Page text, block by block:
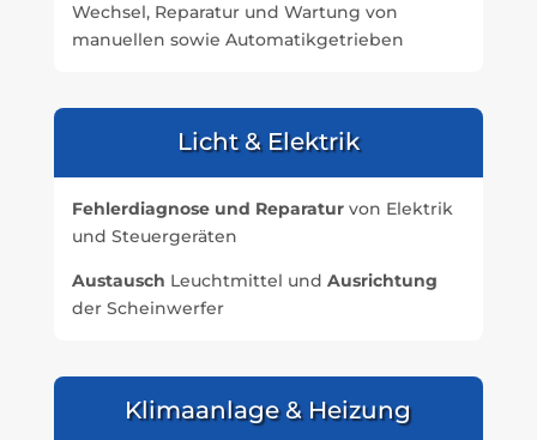
Wechsel, Reparatur und Wartung von
manuellen sowie Automatikgetrieben
Licht & Elektrik
Fehlerdiagnose und Reparaturvon Elektrik
und Steuergeräten
Austausch Leuchtmittel und Ausrichtung
der Scheinwerfer
Klimaanlage & Heizung